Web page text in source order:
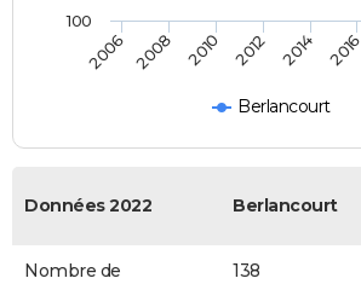
Berlancourt
2006 2008 2010 2012 2014 2016
100
Données 2022 Berlancourt
Nombre de
138